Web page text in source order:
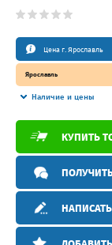
Цена г. Ярославль
Ярославль
Наличие и цены
КУПИТЬ